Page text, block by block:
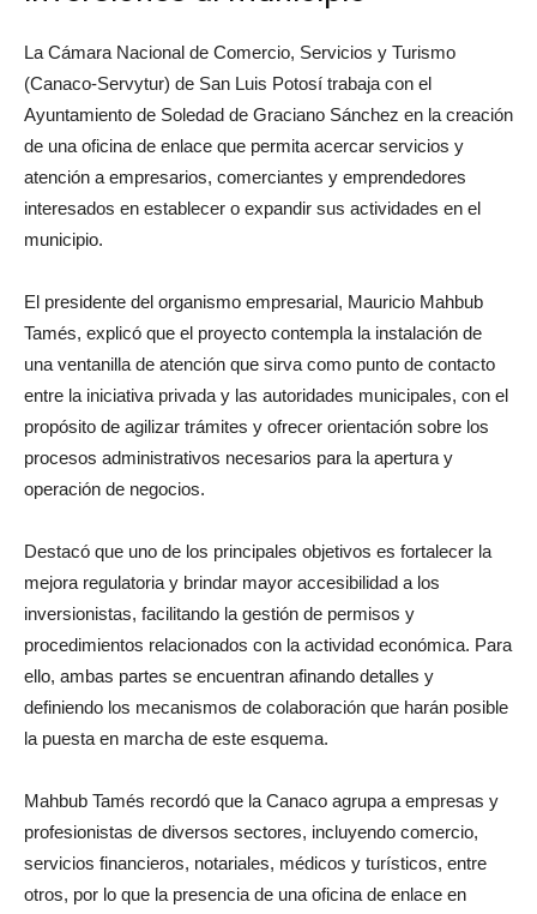
La Cámara Nacional de Comercio, Servicios y Turismo
(Canaco-Servytur) de San Luis Potosí trabaja con el
Ayuntamiento de Soledad de Graciano Sánchez en la creación
de una oficina de enlace que permita acercar servicios y
atención a empresarios, comerciantes y emprendedores
interesados en establecer o expandir sus actividades en el
municipio.
El presidente del organismo empresarial, Mauricio Mahbub
Tamés, explicó que el proyecto contempla la instalación de
una ventanilla de atención que sirva como punto de contacto
entre la iniciativa privada y las autoridades municipales, con el
propósito de agilizar trámites y ofrecer orientación sobre los
procesos administrativos necesarios para la apertura y
operación de negocios.
Destacó que uno de los principales objetivos es fortalecer la
mejora regulatoria y brindar mayor accesibilidad a los
inversionistas, facilitando la gestión de permisos y
procedimientos relacionados con la actividad económica. Para
ello, ambas partes se encuentran afinando detalles y
definiendo los mecanismos de colaboración que harán posible
la puesta en marcha de este esquema.
Mahbub Tamés recordó que la Canaco agrupa a empresas y
profesionistas de diversos sectores, incluyendo comercio,
servicios financieros, notariales, médicos y turísticos, entre
otros, por lo que la presencia de una oficina de enlace en